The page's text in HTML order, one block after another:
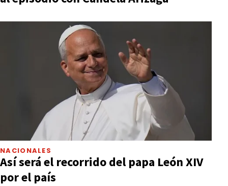
NACIONALES
Así será el recorrido del papa León XIV
por el país